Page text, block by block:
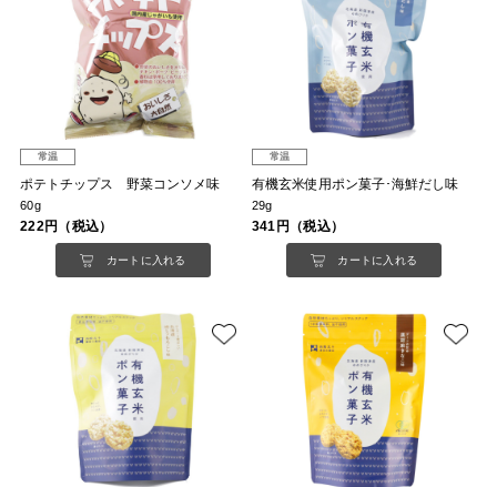
常温
ポテトチップス 野菜コンソメ味
60g
222円（税込）
カートに入れる
常温
有機玄米使用ポン菓子･海鮮だし味
29g
341円（税込）
カートに入れる